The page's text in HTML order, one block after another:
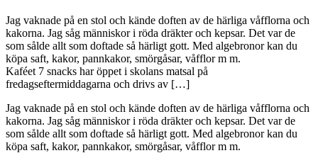
Jag vaknade på en stol och kände doften av de härliga våfflorna och
kakorna. Jag såg människor i röda dräkter och kepsar. Det var de
som sålde allt som doftade så härligt gott. Med algebronor kan du
köpa saft, kakor, pannkakor, smörgåsar, våfflor m m.
Kaféet 7 snacks har öppet i skolans matsal på
fredagseftermiddagarna och drivs av […]
Jag vaknade på en stol och kände doften av de härliga våfflorna och
kakorna. Jag såg människor i röda dräkter och kepsar. Det var de
som sålde allt som doftade så härligt gott. Med algebronor kan du
köpa saft, kakor, pannkakor, smörgåsar, våfflor m m.